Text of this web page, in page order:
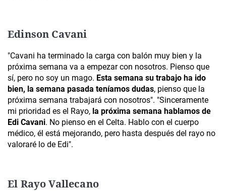
Edinson Cavani
"Cavani ha terminado la carga con balón muy bien y la
próxima semana va a empezar con nosotros. Pienso que
sí, pero no soy un mago. Esta semana su trabajo ha ido
bien, la semana pasada teníamos dudas, pienso que la
próxima semana trabajará con nosotros". "Sinceramente
mi prioridad es el Rayo, la próxima semana hablamos de
Edi Cavani. No pienso en el Celta. Hablo con el cuerpo
médico, él está mejorando, pero hasta después del rayo no
valoraré lo de Edi".
El Rayo Vallecano